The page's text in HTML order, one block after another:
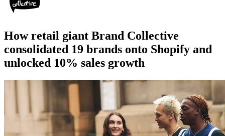
How retail giant Brand Collective
consolidated 19 brands onto Shopify and
unlocked 10% sales growth